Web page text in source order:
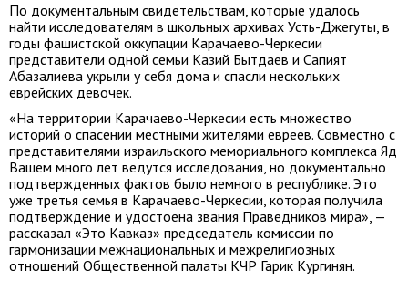
По документальным свидетельствам, которые удалось
найти исследователям в школьных архивах Усть-Джегуты, в
годы фашистской оккупации Карачаево-Черкесии
представители одной семьи Казий Бытдаев и Сапият
Абазалиева укрыли у себя дома и спасли нескольких
еврейских девочек.
«На территории Карачаево-Черкесии есть множество
историй о спасении местными жителями евреев. Совместно с
представителями израильского мемориального комплекса Яд
Вашем много лет ведутся исследования, но документально
подтвержденных фактов было немного в республике. Это
уже третья семья в Карачаево-Черкесии, которая получила
подтверждение и удостоена звания Праведников мира», —
рассказал «Это Кавказ» председатель комиссии по
гармонизации межнациональных и межрелигиозных
отношений Общественной палаты КЧР Гарик Кургинян.